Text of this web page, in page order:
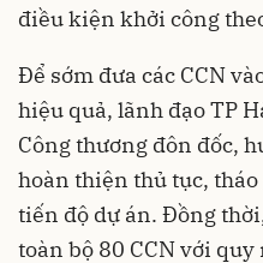
điều kiện khởi công
Để sớm đưa các CCN
hiệu quả, lãnh đạo TP
Công thương đôn đốc,
hoàn thiện thủ tục,
tiến độ dự án. Đồng
toàn bộ 80 CCN với